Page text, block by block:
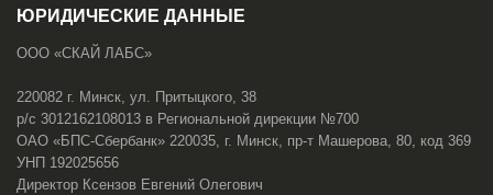
ЮРИДИЧЕСКИЕ ДАННЫЕ
ООО «СКАЙ ЛАБС»
220082 г. Минск, ул. Притыцкого, 38
р/с 3012162108013 в Региональной дирекции №700
ОАО «БПС-Сбербанк» 220035, г. Минск, пр-т Машерова, 80, код 369
УНП 192025656
Директор Ксензов Евгений Олегович